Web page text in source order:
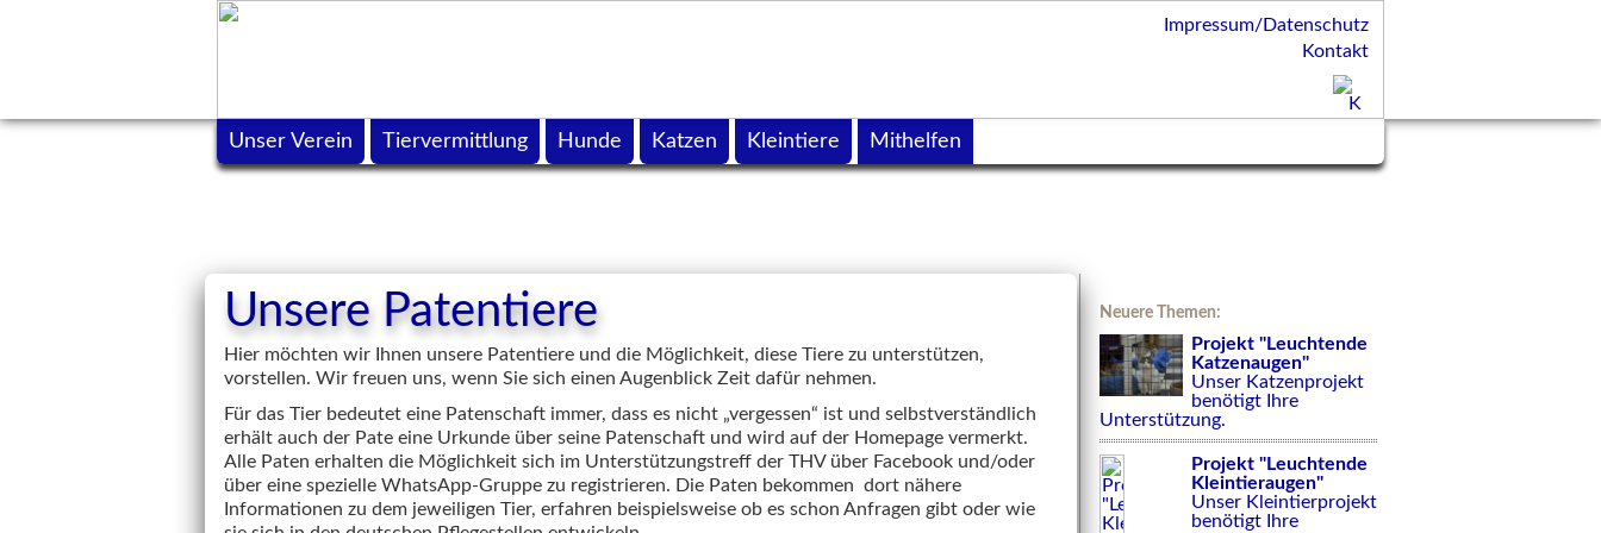
Neuere Themen:
Projekt "Leuchtende
Katzenaugen"
Unser Katzenprojekt
benötigt Ihre
Unterstützung.
Projekt "Leuchtende
Kleintieraugen"
Unser Kleintierprojekt
benötigt Ihre
Unsere Patentiere
Hier möchten wir Ihnen unsere Patentiere und die Möglichkeit, diese Tiere zu unterstützen,
vorstellen. Wir freuen uns, wenn Sie sich einen Augenblick Zeit dafür nehmen.
Für das Tier bedeutet eine Patenschaft immer, dass es nicht „vergessen“ ist und selbstverständlich
erhält auch der Pate eine Urkunde über seine Patenschaft und wird auf der Homepage vermerkt.
Alle Paten erhalten die Möglichkeit sich im Unterstützungstreff der THV über Facebook und/oder
über eine spezielle WhatsApp-Gruppe zu registrieren. Die Paten bekommen dort nähere
Informationen zu dem jeweiligen Tier, erfahren beispielsweise ob es schon Anfragen gibt oder wie
Impressum/Datenschutz
Kontakt
Unser Verein Tiervermittlung Hunde Katzen Kleintiere Mithelfen